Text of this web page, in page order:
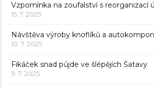
Vzpomínka na zoufalství s reorganizací
15. 7. 2025
Návštěva výroby knoflíků a
10. 7. 2025
Fikáček snad půjde ve šlépějích Šatavy
9. 7. 2025